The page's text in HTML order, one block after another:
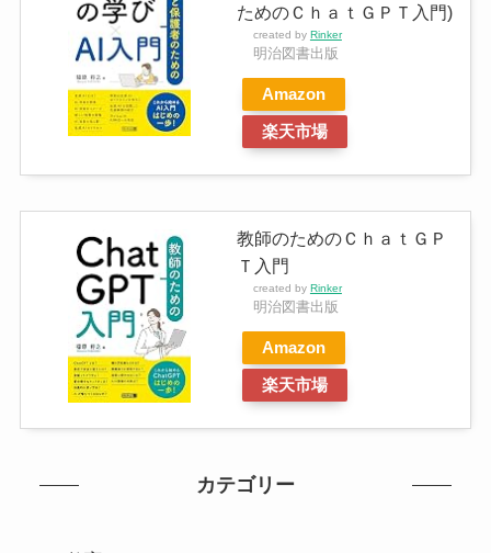
ためのＣｈａｔＧＰＴ入門)
created by Rinker
明治図書出版
Amazon
楽天市場
教師のためのＣｈａｔＧＰ
Ｔ入門
created by Rinker
明治図書出版
Amazon
楽天市場
カテゴリー